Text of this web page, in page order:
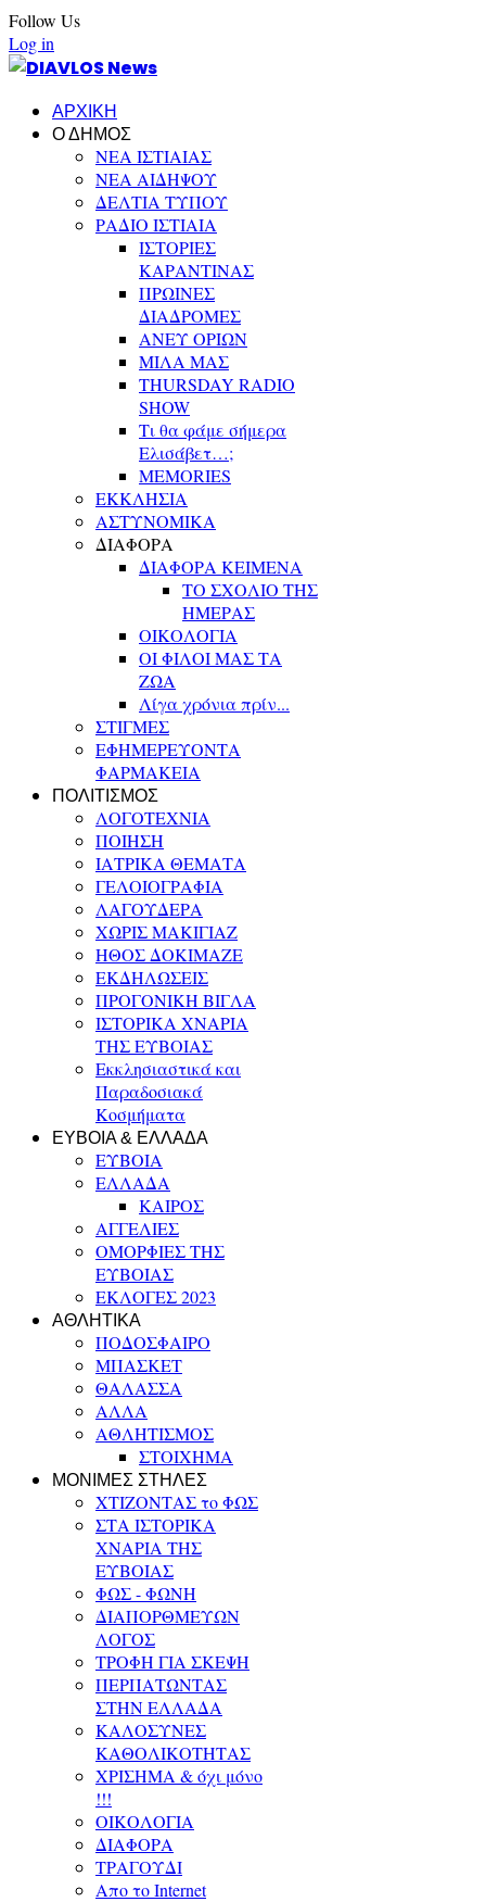
Follow Us
Log in
ΑΡΧΙΚΗ
Ο ΔΗΜΟΣ
ΝΕΑ ΙΣΤΙΑΙΑΣ
ΝΕΑ ΑΙΔΗΨΟΥ
ΔΕΛΤΙΑ ΤΥΠΟΥ
ΡΑΔΙΟ ΙΣΤΙΑΙΑ
ΙΣΤΟΡΙΕΣ
ΚΑΡΑΝΤΙΝΑΣ
ΠΡΩΙΝΕΣ
ΔΙΑΔΡΟΜΕΣ
ΑΝΕΥ ΟΡΙΩΝ
ΜΙΛΑ ΜΑΣ
THURSDAY RADIO
SHOW
Τι θα φάμε σήμερα
Ελισάβετ…;
MEMORIES
ΕΚΚΛΗΣΙΑ
ΑΣΤΥΝΟΜΙΚΑ
ΔΙΑΦΟΡΑ
ΔΙΑΦΟΡΑ ΚΕΙΜΕΝΑ
ΤΟ ΣΧΟΛΙΟ ΤΗΣ
ΗΜΕΡΑΣ
ΟΙΚΟΛΟΓΙΑ
ΟΙ ΦΙΛΟΙ ΜΑΣ ΤΑ
ΖΩΑ
Λίγα χρόνια πρίν...
ΣΤΙΓΜΕΣ
ΕΦΗΜΕΡΕΥΟΝΤΑ
ΦΑΡΜΑΚΕΙΑ
ΠΟΛΙΤΙΣΜΟΣ
ΛΟΓΟΤΕΧΝΙΑ
ΠΟΙΗΣΗ
ΙΑΤΡΙΚΑ ΘΕΜΑΤΑ
ΓΕΛΟΙΟΓΡΑΦΙΑ
ΛΑΓΟΥΔΕΡΑ
ΧΩΡΙΣ ΜΑΚΙΓΙΑΖ
ΗΘΟΣ ΔΟΚΙΜΑΖΕ
ΕΚΔΗΛΩΣΕΙΣ
ΠΡΟΓΟΝΙΚΗ ΒΙΓΛΑ
ΙΣΤΟΡΙΚΑ ΧΝΑΡΙΑ
ΤΗΣ ΕΥΒΟΙΑΣ
Εκκλησιαστικά και
Παραδοσιακά
Κοσμήματα
ΕΥΒΟΙΑ & ΕΛΛΑΔΑ
ΕΥΒΟΙΑ
ΕΛΛΑΔΑ
ΚΑΙΡΟΣ
ΑΓΓΕΛΙΕΣ
ΟΜΟΡΦΙΕΣ ΤΗΣ
ΕΥΒΟΙΑΣ
ΕΚΛΟΓΕΣ 2023
ΑΘΛΗΤΙΚΑ
ΠΟΔΟΣΦΑΙΡΟ
ΜΠΑΣΚΕΤ
ΘΑΛΑΣΣΑ
ΑΛΛΑ
ΑΘΛΗΤΙΣΜΟΣ
ΣΤΟΙΧΗΜΑ
ΜΟΝΙΜΕΣ ΣΤΗΛΕΣ
ΧΤΙΖΟΝΤΑΣ το ΦΩΣ
ΣΤΑ ΙΣΤΟΡΙΚΑ
ΧΝΑΡΙΑ ΤΗΣ
ΕΥΒΟΙΑΣ
ΦΩΣ - ΦΩΝΗ
ΔΙΑΠΟΡΘΜΕΥΩΝ
ΛΟΓΟΣ
ΤΡΟΦΗ ΓΙΑ ΣΚΕΨΗ
ΠΕΡΠΑΤΩΝΤΑΣ
ΣΤΗΝ ΕΛΛΑΔΑ
ΚΑΛΟΣΥΝΕΣ
ΚΑΘΟΛΙΚΟΤΗΤΑΣ
ΧΡΙΣΗΜΑ & όχι μόνο
!!!
ΟΙΚΟΛΟΓΙΑ
ΔΙΑΦΟΡΑ
ΤΡΑΓΟΥΔΙ
Απο το Internet